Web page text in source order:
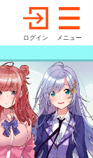
ログイン メニュー